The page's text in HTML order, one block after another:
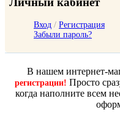
Вход / Регистрация
Забыли пароль?
В нашем интернет-
регистрации! Просто
когда наполните всем